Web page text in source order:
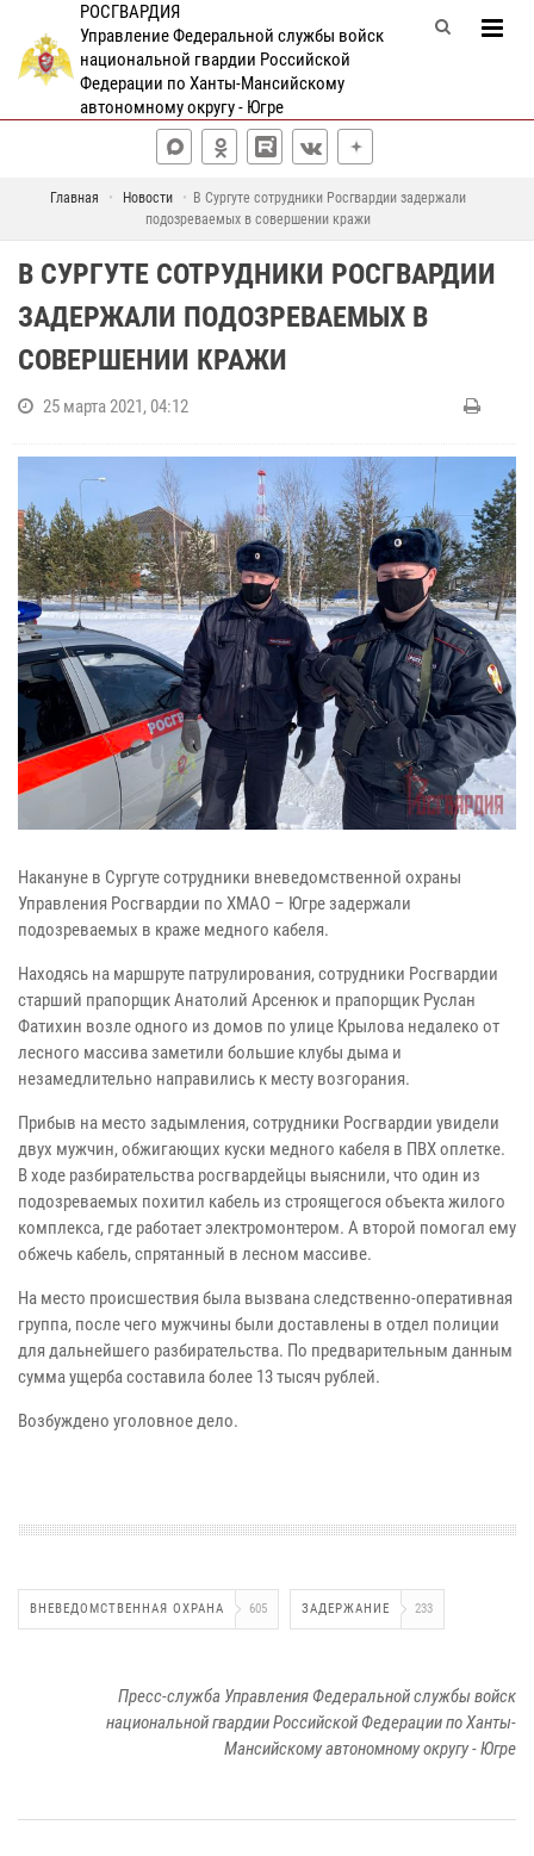
РОСГВАРДИЯ
Управление Федеральной службы войск
национальной гвардии Российской
Федерации по Ханты-Мансийскому
автономному округу - Югре
Главная Новости
В Сургуте сотрудники Росгвардии задержали
подозреваемых в совершении кражи
В СУРГУТЕ СОТРУДНИКИ РОСГВАРДИИ
ЗАДЕРЖАЛИ ПОДОЗРЕВАЕМЫХ В
СОВЕРШЕНИИ КРАЖИ
25 марта 2021, 04:12
Накануне в Сургуте сотрудники вневедомственной охраны
Управления Росгвардии по ХМАО – Югре задержали
подозреваемых в краже медного кабеля.
Находясь на маршруте патрулирования, сотрудники Росгвардии
старший прапорщик Анатолий Арсенюк и прапорщик Руслан
Фатихин возле одного из домов по улице Крылова недалеко от
лесного массива заметили большие клубы дыма и
незамедлительно направились к месту возгорания.
Прибыв на место задымления, сотрудники Росгвардии увидели
двух мужчин, обжигающих куски медного кабеля в ПВХ оплетке.
В ходе разбирательства росгвардейцы выяснили, что один из
подозреваемых похитил кабель из строящегося объекта жилого
комплекса, где работает электромонтером. А второй помогал ему
обжечь кабель, спрятанный в лесном массиве.
На место происшествия была вызвана следственно-оперативная
группа, после чего мужчины были доставлены в отдел полиции
для дальнейшего разбирательства. По предварительным данным
сумма ущерба составила более 13 тысяч рублей.
Возбуждено уголовное дело.
ВНЕВЕДОМСТВЕННАЯ ОХРАНА 605 ЗАДЕРЖАНИЕ 233
Пресс-служба Управления Федеральной службы войск
национальной гвардии Российской Федерации по Ханты-
Мансийскому автономному округу - Югре